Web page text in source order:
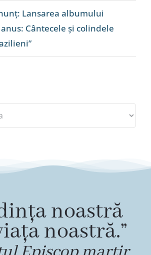
Lansarea albumului
Cântecele și colindele
noastră
noastră.”